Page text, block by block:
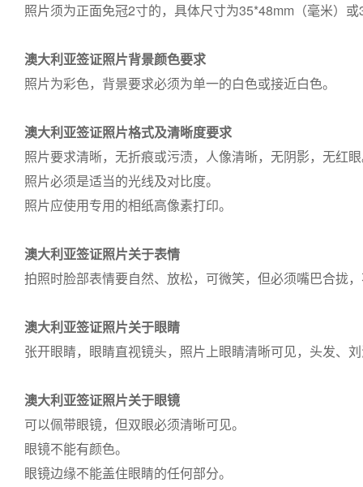
照片须为正面免冠2寸的，具体尺寸为35*48mm（毫米）
澳大利亚签证照片背景颜色要求
照片为彩色，背景要求必须为单一的白色或接近白色。
澳大利亚签证照片格式及清晰度要求
照片要求清晰，无折痕或污渍，人像清晰，无阴影，无红
照片必须是适当的光线及对比度。
照片应使用专用的相纸高像素打印。
澳大利亚签证照片关于表情
拍照时脸部表情要自然、放松，可微笑，但必须嘴巴合拢
澳大利亚签证照片关于眼睛
张开眼睛，眼睛直视镜头，照片上眼睛清晰可见，头发、
澳大利亚签证照片关于眼镜
可以佩带眼镜，但双眼必须清晰可见。
眼镜不能有颜色。
眼镜边缘不能盖住眼睛的任何部分。